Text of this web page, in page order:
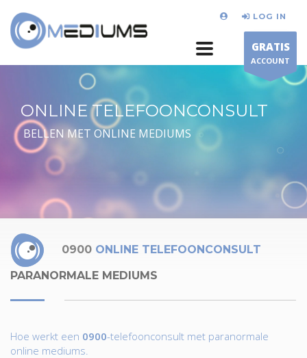
LOG IN
GRATIS
ACCOUNT
ONLINE TELEFOONCONSULT
BELLEN MET ONLINE MEDIUMS
0900 ONLINE TELEFOONCONSULT
PARANORMALE MEDIUMS
Hoe werkt een 0900-telefoonconsult met paranormale
online mediums.